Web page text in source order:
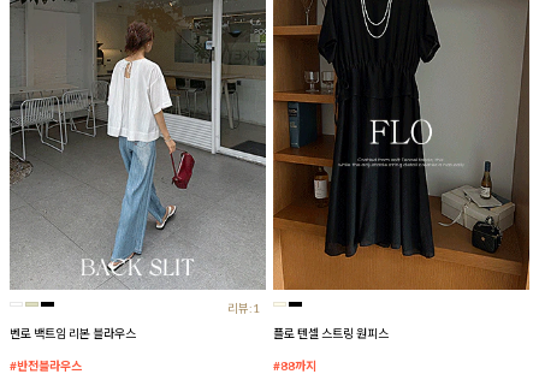
리뷰:1
벤로 백트임 리본 블라우스
#반전블라우스
플로 텐셀 스트링 원피스
#88까지